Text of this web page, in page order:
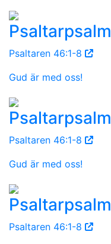
Psaltarpsalm
Psaltaren 46:1-8
Gud är med oss!
Psaltarpsalm
Psaltaren 46:1-8
Gud är med oss!
Psaltarpsalm
Psaltaren 46:1-8